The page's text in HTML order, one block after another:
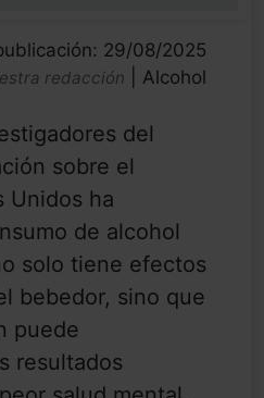
29/08/2025
redacción | Alcohol
del
sobre el
Unidos ha
de alcohol
solo tiene efectos
bebedor, sino que
puede
resultados